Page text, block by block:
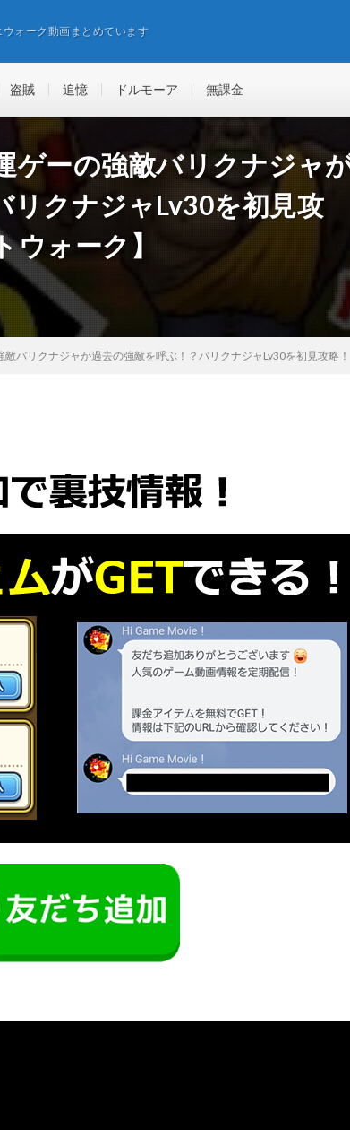
ウォーク動画まとめています
盗賊 追憶 ドルモーア 無課金
ゲーの強敵バリクナジャ
リクナジャLv30を初見攻
ォーク】
敵バリクナジャが過去の強敵を呼ぶ！？バリクナジャLv30を初見攻略